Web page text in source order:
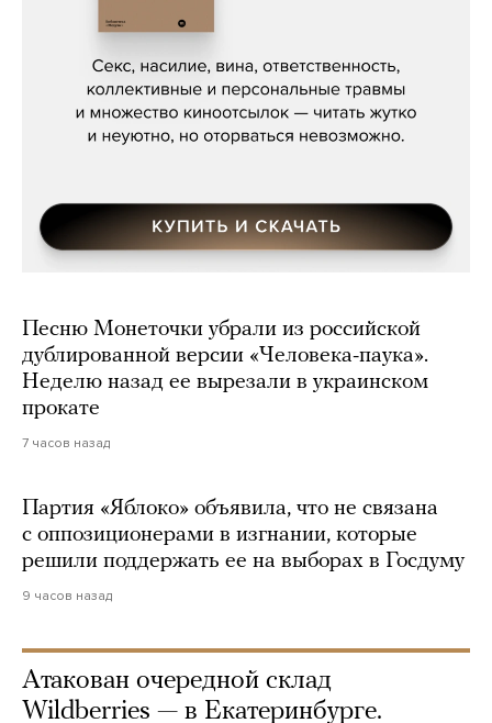
Сергей Кузнецов, «Мясорубка
Песню Монеточки убрали из российской
дублированной версии «Человека-паука».
Неделю назад ее вырезали в украинском
прокате
7 часов назад
Партия «Яблоко» объявила, что не связана
с оппозиционерами в изгнании, которые
решили поддержать ее на выборах в Госдуму
9 часов назад
Атакован очередной склад
Wildberries — в Екатеринбурге.